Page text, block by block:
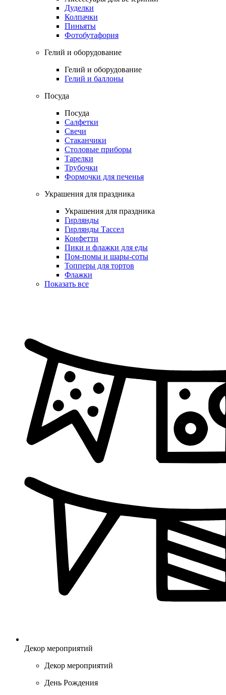
Дуделки
Колпачки
Пиньяты
Фотобутафория
Гелий и оборудование
Гелий и оборудование
Гелий и баллоны
Посуда
Посуда
Салфетки
Свечи
Стаканчики
Столовые приборы
Тарелки
Трубочки
Формочки для печенья
Украшения для праздника
Украшения для праздника
Гирлянды
Гирлянды Тассел
Конфетти
Пики и флажки для еды
Пом-помы и шары-соты
Топперы для тортов
Флажки
Показать все
Декор мероприятий
Декор мероприятий
День Рождения